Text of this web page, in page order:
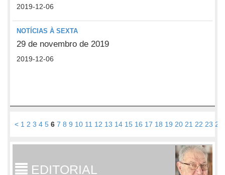
2019-12-06
NOTÍCIAS À SEXTA
29 de novembro de 2019
2019-12-06
< 1 2 3 4 5 6 7 8 9 10 11 12 13 14 15 16 17 18 19 20 21 22 23 24
EDITORIAL